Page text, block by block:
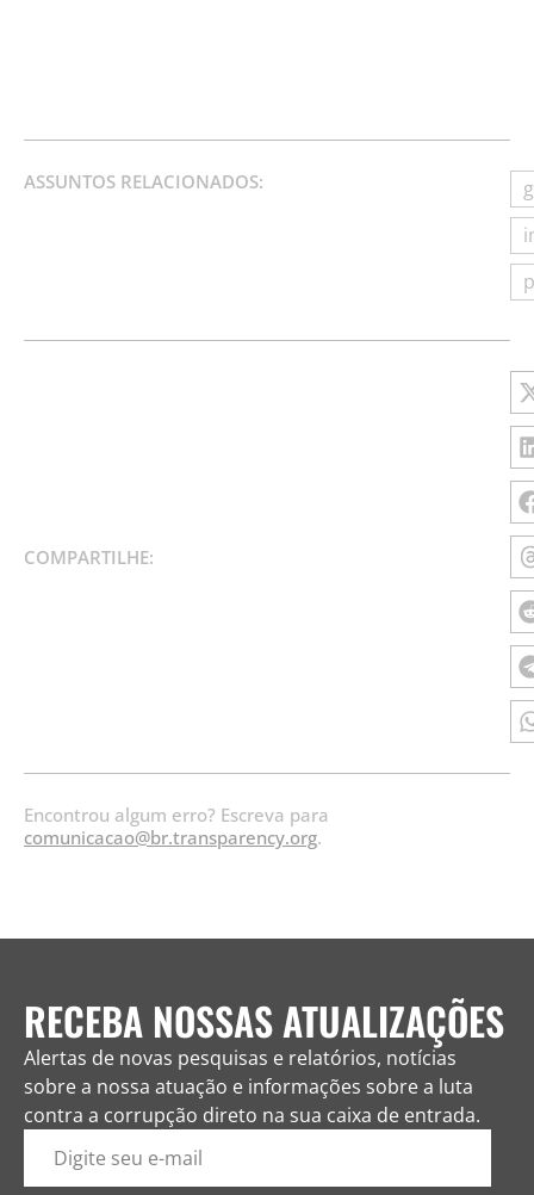
ASSUNTOS RELACIONADOS:
COMPARTILHE:
Encontrou algum erro? Escreva para
comunicacao@br.transparency.org.
RECEBA NOSSAS ATUALIZAÇÕES
Alertas de novas pesquisas e relatórios, notícias
sobre a nossa atuação e informações sobre a luta
contra a corrupção direto na sua caixa de entrada.